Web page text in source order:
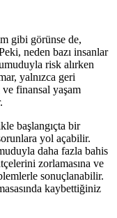
gibi görünse de,
neden bazı insanlar
risk alırken
yalnızca geri
finansal yaşam
başlangıçta bir
yol açabilir.
daha fazla bahis
zorlamasına ve
sonuçlanabilir.
kaybettiğiniz